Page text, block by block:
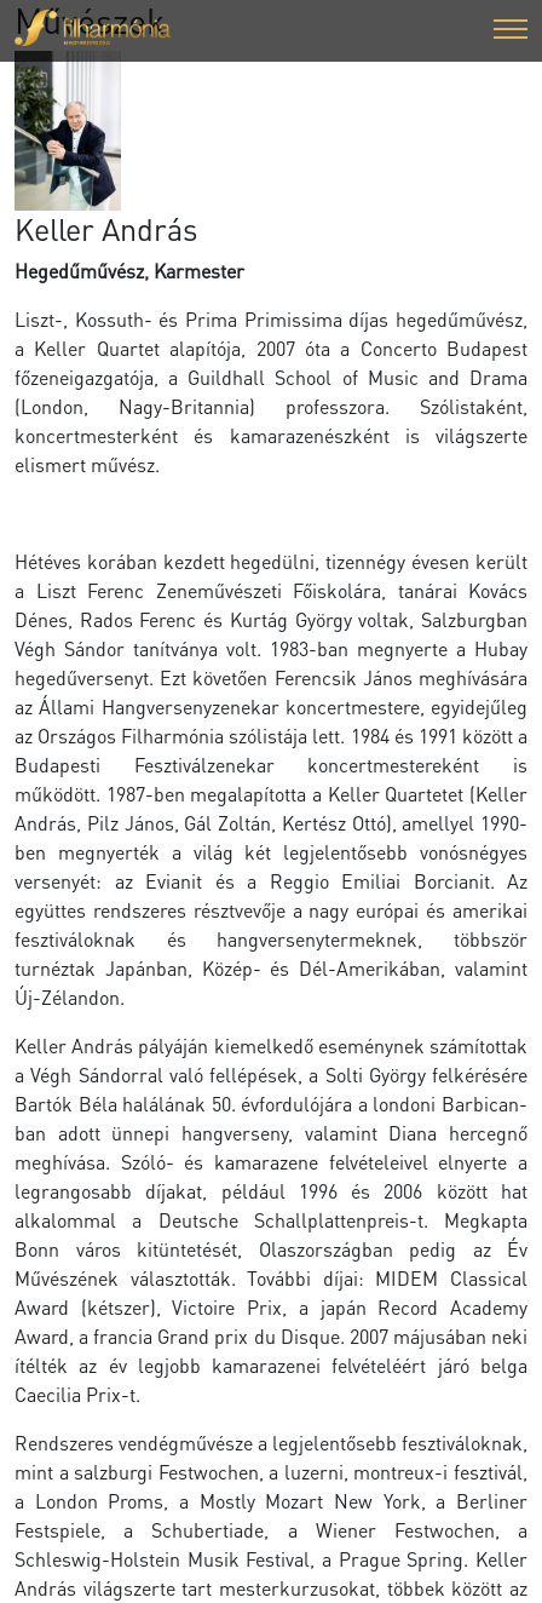
Művészek
Keller András
Hegedűművész, Karmester
Liszt-, Kossuth- és Prima Primissima díjas hegedűművész,
a Keller Quartet alapítója, 2007 óta a Concerto Budapest
főzeneigazgatója, a Guildhall School of Music and Drama
(London, Nagy-Britannia) professzora. Szólistaként,
koncertmesterként és kamarazenészként is világszerte
elismert művész.
Hétéves korában kezdett hegedülni, tizennégy évesen került
a Liszt Ferenc Zeneművészeti Főiskolára, tanárai Kovács
Dénes, Rados Ferenc és Kurtág György voltak, Salzburgban
Végh Sándor tanítványa volt. 1983-ban megnyerte a Hubay
hegedűversenyt. Ezt követően Ferencsik János meghívására
az Állami Hangversenyzenekar koncertmestere, egyidejűleg
az Országos Filharmónia szólistája lett. 1984 és 1991 között a
Budapesti Fesztiválzenekar koncertmestereként is
működött. 1987-ben megalapította a Keller Quartetet (Keller
András, Pilz János, Gál Zoltán, Kertész Ottó), amellyel 1990-
ben megnyerték a világ két legjelentősebb vonósnégyes
versenyét: az Evianit és a Reggio Emiliai Borcianit. Az
együttes rendszeres résztvevője a nagy európai és amerikai
fesztiváloknak és hangversenytermeknek, többször
turnéztak Japánban, Közép- és Dél-Amerikában, valamint
Új-Zélandon.
Keller András pályáján kiemelkedő eseménynek számítottak
a Végh Sándorral való fellépések, a Solti György felkérésére
Bartók Béla halálának 50. évfordulójára a londoni Barbican-
ban adott ünnepi hangverseny, valamint Diana hercegnő
meghívása. Szóló- és kamarazene felvételeivel elnyerte a
legrangosabb díjakat, például 1996 és 2006 között hat
alkalommal a Deutsche Schallplattenpreis-t. Megkapta
Bonn város kitüntetését, Olaszországban pedig az Év
Művészének választották. További díjai: MIDEM Classical
Award (kétszer), Victoire Prix, a japán Record Academy
Award, a francia Grand prix du Disque. 2007 májusában neki
ítélték az év legjobb kamarazenei felvételéért járó belga
Caecilia Prix-t.
Rendszeres vendégművésze a legjelentősebb fesztiváloknak,
mint a salzburgi Festwochen, a luzerni, montreux-i fesztivál,
a London Proms, a Mostly Mozart New York, a Berliner
Festspiele, a Schubertiade, a Wiener Festwochen, a
Schleswig-Holstein Musik Festival, a Prague Spring. Keller
András világszerte tart mesterkurzusokat, többek között az